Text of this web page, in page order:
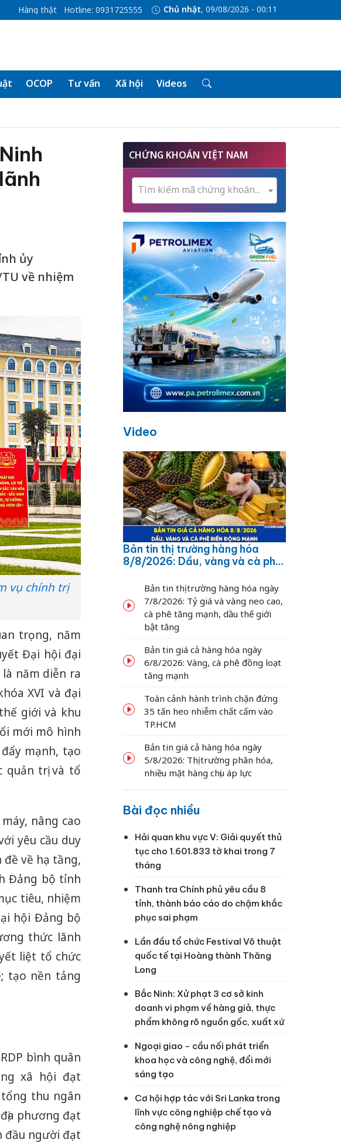
Hàng thật Hotline: 0931725555 Chủ nhật, 09/08/2026 - 00:11
OCOP Tư vấn Xã hội Videos
ủy
về nhiệm
vụ chính trị
trọng, năm
Đại hội đại
năm diễn ra
XVI và đại
giới và khu
mới mô hình
mạnh, tạo
quản trị và tổ
nâng cao
yêu cầu duy
về hạ tầng,
Đảng bộ tỉnh
tiêu, nhiệm
hội Đảng bộ
thức lãnh
liệt tổ chức
tạo nền tảng
bình quân
xã hội đạt
thu ngân
phương đạt
đầu người đạt
CHỨNG KHOÁN VIỆT NAM
Tìm kiếm mã chứng khoán...
Video
Bản tin thị trường hàng hóa
8/8/2026: Dầu, vàng và cà phê
Bản tin thị trường hàng hóa ngày
7/8/2026: Tỷ giá và vàng neo cao,
cà phê tăng mạnh, dầu thế giới
bật tăng
Bản tin giá cả hàng hóa ngày
6/8/2026: Vàng, cà phê đồng loạt
tăng mạnh
Toàn cảnh hành trình chặn đứng
35 tấn heo nhiễm chất cấm vào
TP.HCM
Bản tin giá cả hàng hóa ngày
5/8/2026: Thị trường phân hóa,
nhiều mặt hàng chịu áp lực
Bài đọc nhiều
Hải quan khu vực V: Giải quyết thủ
tục cho 1.601.833 tờ khai trong 7
tháng
Thanh tra Chính phủ yêu cầu 8
tỉnh, thành báo cáo do chậm khắc
phục sai phạm
Lần đầu tổ chức Festival Võ thuật
quốc tế tại Hoàng thành Thăng
Long
Bắc Ninh: Xử phạt 3 cơ sở kinh
doanh vi phạm về hàng giả, thực
phẩm không rõ nguồn gốc, xuất xứ
Ngoại giao - cầu nối phát triển
khoa học và công nghệ, đổi mới
sáng tạo
Cơ hội hợp tác với Sri Lanka trong
lĩnh vực công nghiệp chế tạo và
công nghệ nông nghiệp